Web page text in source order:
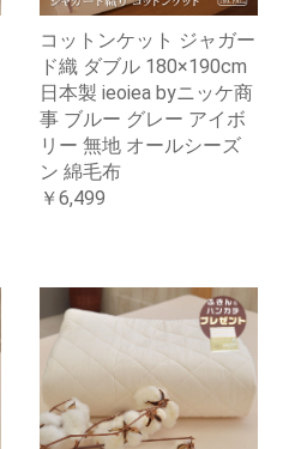
コットンケット ジャガー
ド織 ダブル 180×190cm
日本製 ieoiea byニッケ商
事 ブルー グレー アイボ
リー 無地 オールシーズ
ン 綿毛布
￥6,499